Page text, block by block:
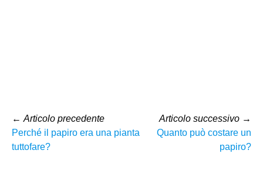
← Articolo precedente
Perché il papiro era una pianta
tuttofare?
Articolo successivo →
Quanto può costare un
papiro?